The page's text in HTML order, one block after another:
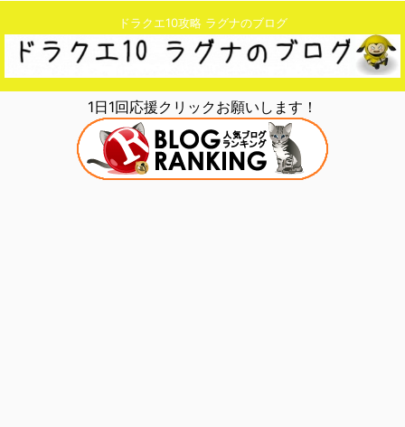
ドラクエ10攻略 ラグナのブログ
1日1回応援クリックお願いします！